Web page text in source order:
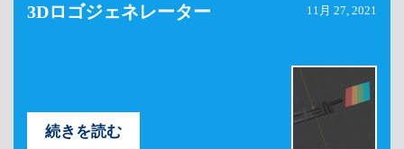
3Dロゴジェネレーター 11月 27, 2021
続きを読む